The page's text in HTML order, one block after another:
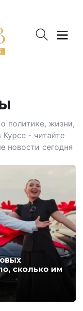
политике, жизни,
- читайте
новости сегодня
сколько им